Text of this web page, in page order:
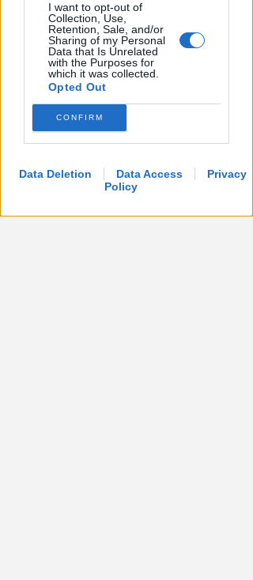
I want to opt-out of
Collection, Use,
Retention, Sale, and/or
Sharing of my Personal
Data that Is Unrelated
with the Purposes for
which it was collected.
Opted Out
CONFIRM
Data Deletion Data Access
Privacy
Policy